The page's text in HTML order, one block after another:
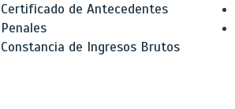
Certificado de Antecedentes
Penales
Constancia de Ingresos Brutos